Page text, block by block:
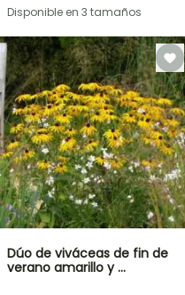
Disponible en 3 tamaños
Dúo de viváceas de fin de
verano amarillo y …